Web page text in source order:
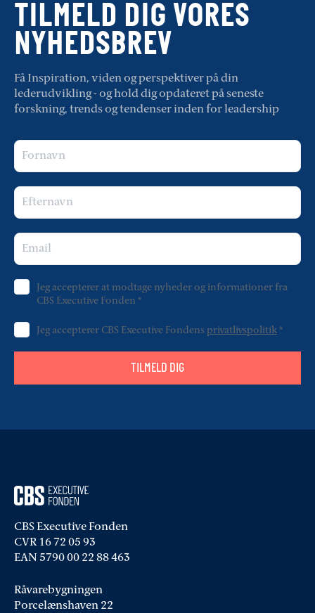
TILMELD DIG VORES
NYHEDSBREV
Få Inspiration, viden og perspektiver på din
lederudvikling - og hold dig opdateret på seneste
forskning, trends og tendenser inden for leadership
Jeg accepterer at modtage nyheder og informationer fra
CBS Executive Fonden *
Jeg accepterer CBS Executive Fondens privatlivspolitik *
TILMELD DIG
CBS Executive Fonden
CVR 16 72 05 93
EAN 5790 00 22 88 463
Råvarebygningen
Porcelænshaven 22